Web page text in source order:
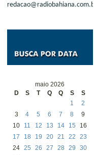
redacao@radiobahiana.com.br
maio 2026
D
S T Q Q S
S
1
2
3
4 5 6 7 8
9
10
11 12 13 14 15
16
17
18 19 20 21 22
23
24 25 26 27 28 29
30